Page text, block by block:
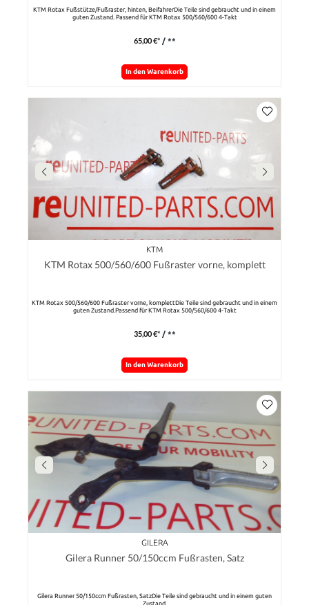
KTM Rotax Fußstütze/Fußraster, hinten, BeifahrerDie Teile sind gebraucht und in einem
guten Zustand. Passend für KTM Rotax 500/560/600 4-Takt
65,00 €* / **
In den Warenkorb
KTM
KTM Rotax 500/560/600 Fußraster vorne, komplett
KTM Rotax 500/560/600 Fußraster vorne, komplettDie Teile sind gebraucht und in einem
guten Zustand.Passend für KTM Rotax 500/560/600 4-Takt
35,00 €* / **
In den Warenkorb
GILERA
Gilera Runner 50/150ccm Fußrasten, Satz
Gilera Runner 50/150ccm Fußrasten, SatzDie Teile sind gebraucht und in einem guten
Zustand.